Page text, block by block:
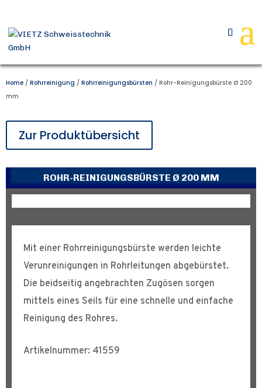
Home / Rohrreinigung / Rohrreinigungsbürsten / Rohr-Reinigungsbürste Ø 200
mm
Zur Produktübersicht
ROHR-REINIGUNGSBÜRSTE Ø 200 MM
Mit einer Rohrreinigungsbürste werden leichte
Verunreinigungen in Rohrleitungen abgebürstet.
Die beidseitig angebrachten Zugösen sorgen
mittels eines Seils für eine schnelle und einfache
Reinigung des Rohres.
Artikelnummer: 41559